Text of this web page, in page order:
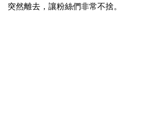
突然離去，讓粉絲們非常不捨。